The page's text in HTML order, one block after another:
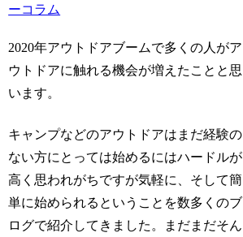
ーコラム
2020年アウトドアブームで多くの人がア
ウトドアに触れる機会が増えたことと思
います。
キャンプなどのアウトドアはまだ経験の
ない方にとっては始めるにはハードルが
高く思われがちですが気軽に、そして簡
単に始められるということを数多くのブ
ログで紹介してきました。まだまだそん